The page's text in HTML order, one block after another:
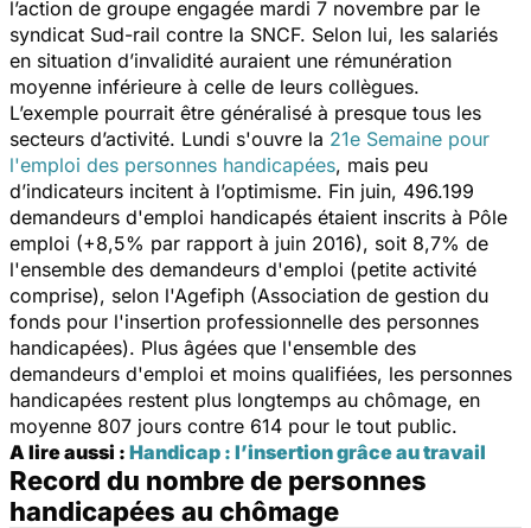
l’action de groupe engagée mardi 7 novembre par le
syndicat Sud-rail contre la SNCF. Selon lui, les salariés
en situation d’invalidité auraient une rémunération
moyenne inférieure à celle de leurs collègues.
L’exemple pourrait être généralisé à presque tous les
secteurs d’activité. Lundi s'ouvre la 21e Semaine pour
l'emploi des personnes handicapées, mais peu
d’indicateurs incitent à l’optimisme. Fin juin, 496.199
demandeurs d'emploi handicapés étaient inscrits à Pôle
emploi (+8,5% par rapport à juin 2016), soit 8,7% de
l'ensemble des demandeurs d'emploi (petite activité
comprise), selon l'Agefiph (Association de gestion du
fonds pour l'insertion professionnelle des personnes
handicapées). Plus âgées que l'ensemble des
demandeurs d'emploi et moins qualifiées, les personnes
handicapées restent plus longtemps au chômage, en
moyenne 807 jours contre 614 pour le tout public.
A lire aussi : Handicap : l’insertion grâce au travail
Record du nombre de personnes
handicapées au chômage